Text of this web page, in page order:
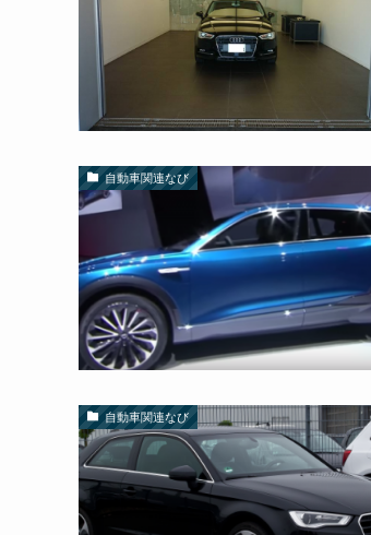
自動車関連なび
自動車関連なび